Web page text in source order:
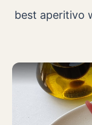
best aperitivo